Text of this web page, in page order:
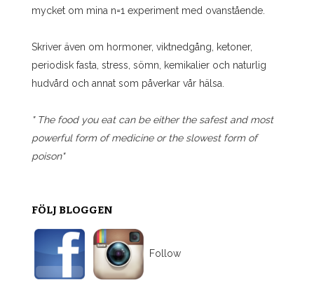
mycket om mina n=1 experiment med ovanstående.
Skriver även om hormoner, viktnedgång, ketoner,
periodisk fasta, stress, sömn, kemikalier och naturlig
hudvård och annat som påverkar vår hälsa.
" The food you eat can be either the safest and most
powerful form of medicine or the slowest form of
poison"
FÖLJ BLOGGEN
Follow